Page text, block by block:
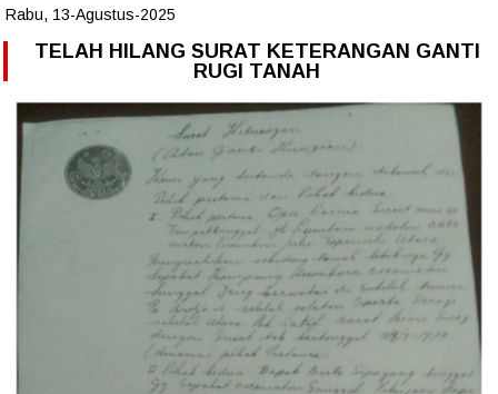
Rabu, 13-Agustus-2025
TELAH HILANG SURAT KETERANGAN GANTI
RUGI TANAH